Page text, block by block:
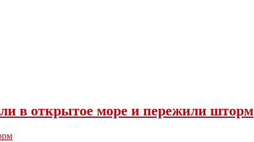
в открытое море и пережили шторм